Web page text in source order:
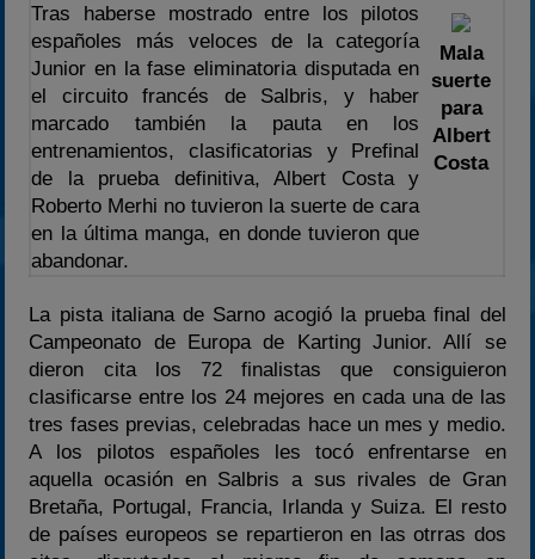
2024
2025
Estadísticas
Preguntas Frecuentes
Tras haberse mostrado entre los pilotos
españoles más veloces de la categoría
Junior en la fase eliminatoria disputada en
el circuito francés de Salbris, y haber
marcado también la pauta en los
entrenamientos, clasificatorias y Prefinal
de la prueba definitiva, Albert Costa y
Roberto Merhi no tuvieron la suerte de cara
en la última manga, en donde tuvieron que
abandonar.
Mala
suerte
para
Albert
Costa
La pista italiana de Sarno acogió la prueba final del
Campeonato de Europa de Karting Junior. Allí se
dieron cita los 72 finalistas que consiguieron
clasificarse entre los 24 mejores en cada una de las
tres fases previas, celebradas hace un mes y medio.
A los pilotos españoles les tocó enfrentarse en
aquella ocasión en Salbris a sus rivales de Gran
Bretaña, Portugal, Francia, Irlanda y Suiza. El resto
de países europeos se repartieron en las otrras dos